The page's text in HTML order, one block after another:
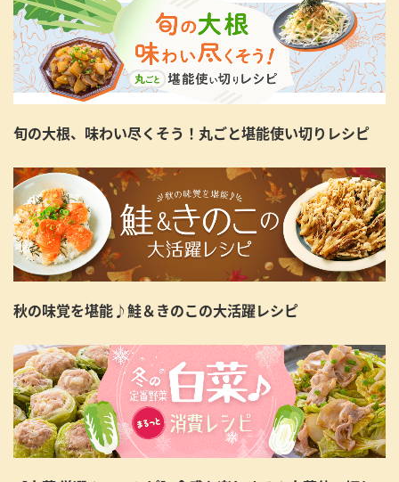
旬の大根、味わい尽くそう！丸ごと堪能使い切りレシピ
秋の味覚を堪能♪鮭＆きのこの大活躍レシピ